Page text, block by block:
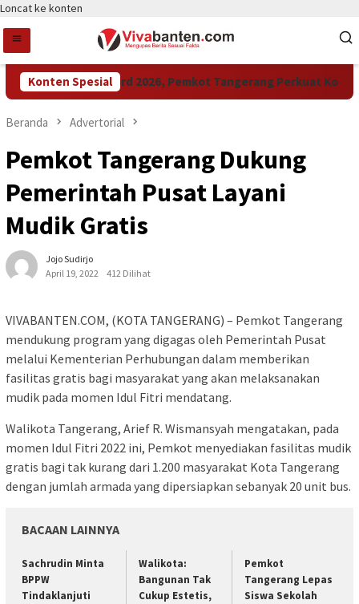
Loncat ke konten
Konten Spesial
Raih LPM Award 2026, Pemkot Tangerang Perkuat
Beranda Advertorial
Pemkot Tangerang Dukung
Pemerintah Pusat Layani
Mudik Gratis
Jojo Sudirjo
April 19, 2022
412 Dilihat
VIVABANTEN.COM, (KOTA TANGERANG) – Pemkot Tangerang
mendukung program yang digagas oleh Pemerintah Pusat
melalui Kementerian Perhubungan dalam memberikan
fasilitas gratis bagi masyarakat yang akan melaksanakan
mudik pada momen Idul Fitri mendatang.
Walikota Tangerang, Arief R. Wismansyah mengatakan, pada
momen Idul Fitri 2022 ini, Pemkot menyediakan fasilitas mudik
gratis bagi tak kurang dari 1.200 masyarakat Kota Tangerang
dengan jumlah armada yang dipersiapkan sebanyak 20 unit bus.
BACAAN LAINNYA
Sachrudin Minta
BPPW
Tindaklanjuti
Walikota:
Bangunan Tak
Cukup Estetis,
Pemkot
Tangerang Lepas
Siswa Sekolah